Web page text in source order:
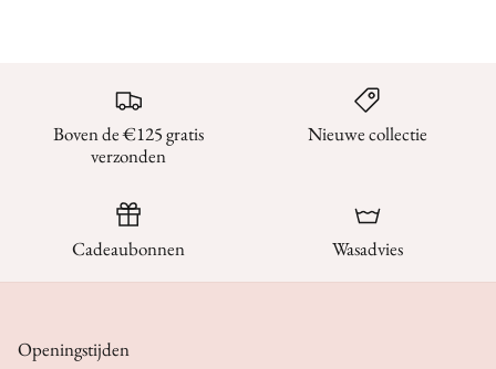
Boven de €125 gratis
verzonden
Nieuwe collectie
Cadeaubonnen Wasadvies
Openingstijden